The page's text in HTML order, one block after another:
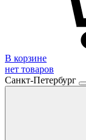
В корзине
нет товаров
Санкт-Петербург